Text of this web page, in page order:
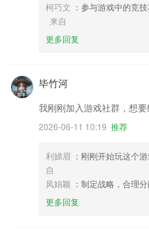
柯巧文 ：参与游戏中的竞
来自
更多回复
毕竹河
我刚刚加入游戏社群，想要
2026-06-11 10:19 推荐
利娣眉 ：刚刚开始玩这个
自
凤娟颖 ：制定战略，合理
更多回复